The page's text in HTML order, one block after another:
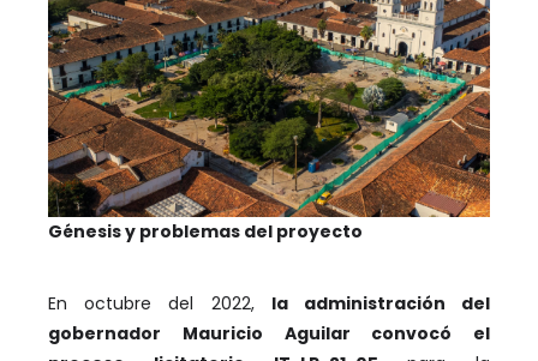
Génesis y problemas del proyecto
En octubre del 2022, la administración del
gobernador Mauricio Aguilar convocó el